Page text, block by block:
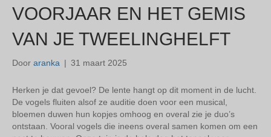
VOORJAAR EN HET GEMIS
VAN JE TWEELINGHELFT
Door aranka | 31 maart 2025
Herken je dat gevoel? De lente hangt op dit moment in de lucht.
De vogels fluiten alsof ze auditie doen voor een musical,
bloemen duwen hun kopjes omhoog en overal zie je duo’s
ontstaan. Vooral vogels die ineens overal samen komen om een